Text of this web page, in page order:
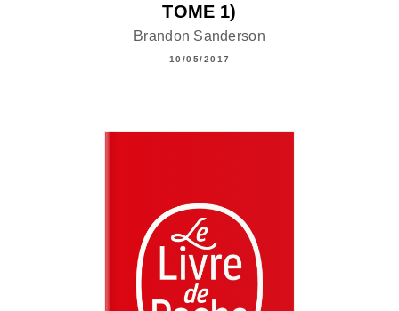
TOME 1)
Brandon Sanderson
10/05/2017